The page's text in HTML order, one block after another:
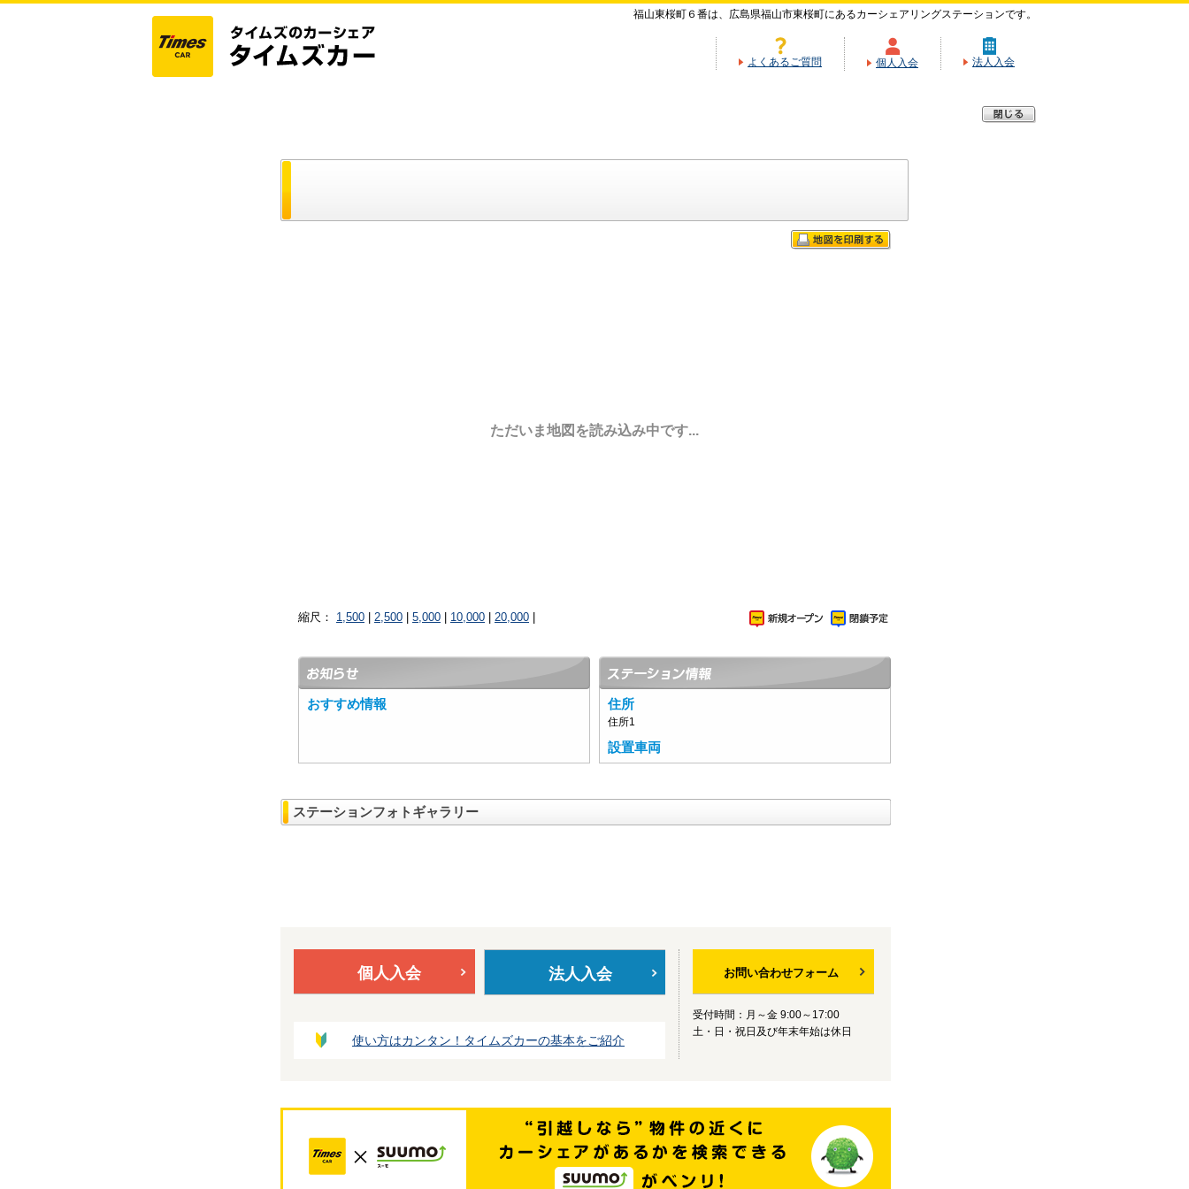
福山東桜町６番は、広島県福山市東桜町にあるカーシェアリングステーションです。
よくあるご質問 個人入会 法人入会
ただいま地図を読み込み中です...
縮尺： 1,500 2,500 5,000 10,000 20,000
おすすめ情報 住所
住所1
設置車両
ステーションフォトギャラリー
個人入会 法人入会
使い方はカンタン！タイムズカーの基本をご紹介
お問い合わせフォーム
受付時間：月～金 9:00～17:00
土・日・祝日及び年末年始は休日